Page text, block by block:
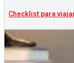
Checklist para